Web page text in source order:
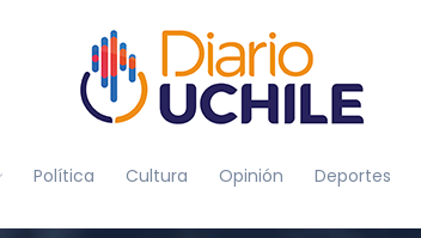
Política Cultura Opinión Deportes